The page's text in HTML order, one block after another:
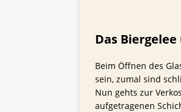
Das
Beim Öffnen des
sein, zumal sind
Nun gehts zur
aufgetragenen